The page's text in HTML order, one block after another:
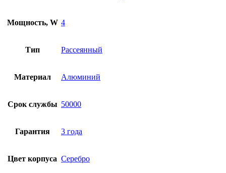
Мощность, W 4
Тип Рассеянный
Материал Алюминий
Срок службы 50000
Гарантия 3 года
Цвет корпуса Серебро